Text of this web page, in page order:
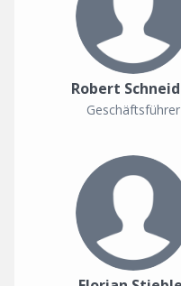
Robert
Geschäftsführer